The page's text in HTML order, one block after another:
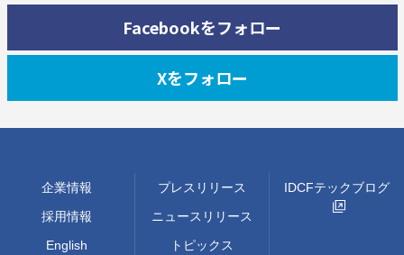
Facebookをフォロー
Xをフォロー
企業情報
採用情報
English
プレスリリース
ニュースリリース
トピックス
IDCFテックブログ